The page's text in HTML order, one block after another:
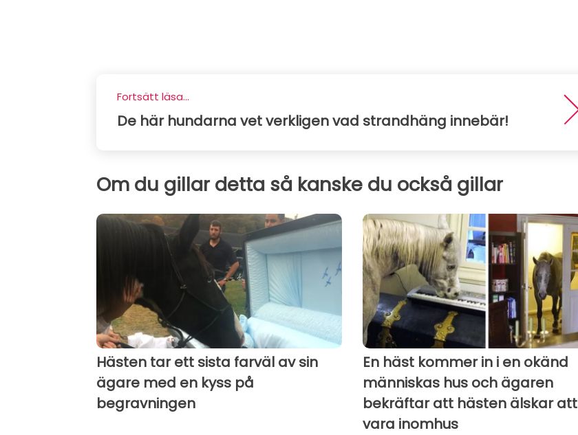
Fortsätt läsa...
De här hundarna vet verkligen vad strandhäng innebär!
Om du gillar detta så kanske du också gillar
Hästen tar ett sista farväl av sin
ägare med en kyss på
begravningen
En häst kommer in i en okänd
människas hus och ägaren
bekräftar att hästen älskar att
vara inomhus